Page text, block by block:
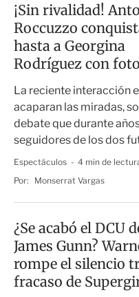
¡Sin rivalidad!
Roccuzzo
hasta a Georgina
Rodríguez con
La reciente interacción
acaparan las miradas,
debate que durante
seguidores de los dos
Espectáculos
4 min de
Por:
Monserrat Vargas
¿Se acabó el DCU
James Gunn?
rompe el silencio
fracaso de